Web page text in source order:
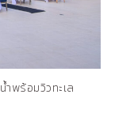
ำพร้อมวิวทะเล